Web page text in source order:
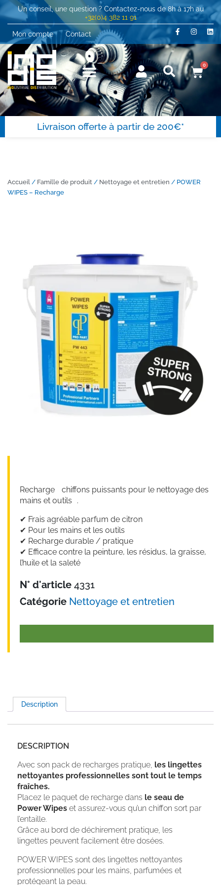
Un conseil, une question ? Contactez-nous de 8h à 17h au
+32(0)4 382 11 91
Mon compte
Contact
0
Livraison offerte à partir de 200€*
Accueil / Famille de produit / Nettoyage et entretien / POWER
WIPES – Recharge
Recharge chiffons puissants pour le nettoyage des
mains et outils .
✔︎ Frais agréable parfum de citron
✔︎ Pour les mains et les outils
✔︎ Recharge durable / pratique
✔︎ Efficace contre la peinture, les résidus, la graisse,
l’huile et la saleté
N° d'article 4331
Catégorie Nettoyage et entretien
Description
DESCRIPTION
Avec son pack de recharges pratique, les lingettes
nettoyantes professionnelles sont tout le temps
fraîches.
Placez le paquet de recharge dans le seau de
Power Wipes et assurez-vous qu’un chiffon sort par
l’entaille.
Grâce au bord de déchirement pratique, les
lingettes peuvent facilement être dosées.
POWER WIPES sont des lingettes nettoyantes
professionnelles pour les mains, parfumées et
protégeant la peau.